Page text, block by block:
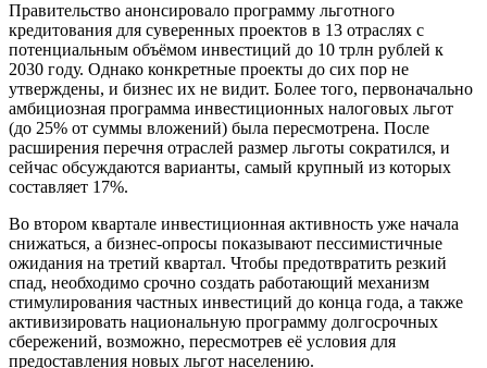
Правительство анонсировало программу льготного
кредитования для суверенных проектов в 13 отраслях с
потенциальным объёмом инвестиций до 10 трлн рублей к
2030 году. Однако конкретные проекты до сих пор не
утверждены, и бизнес их не видит. Более того, первоначально
амбициозная программа инвестиционных налоговых льгот
(до 25% от суммы вложений) была пересмотрена. После
расширения перечня отраслей размер льготы сократился, и
сейчас обсуждаются варианты, самый крупный из которых
составляет 17%.
Во втором квартале инвестиционная активность уже начала
снижаться, а бизнес-опросы показывают пессимистичные
ожидания на третий квартал. Чтобы предотвратить резкий
спад, необходимо срочно создать работающий механизм
стимулирования частных инвестиций до конца года, а также
активизировать национальную программу долгосрочных
сбережений, возможно, пересмотрев её условия для
предоставления новых льгот населению.